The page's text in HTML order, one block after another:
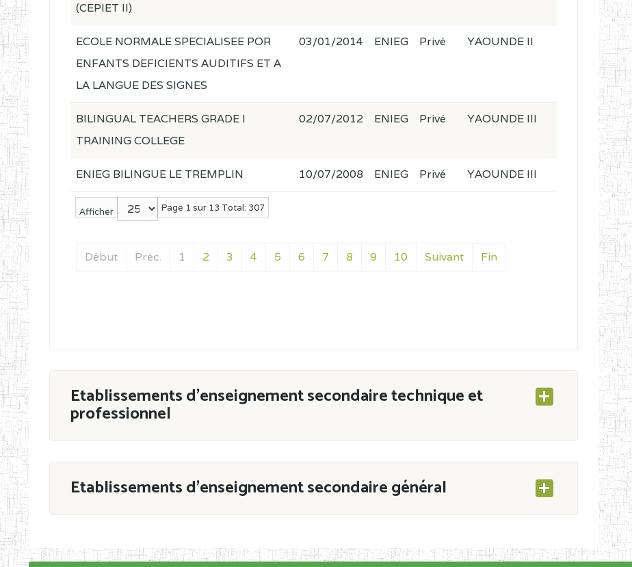
Afficher Page 1 sur 13 Total: 307
Début Préc. 1 2 3 4 5 6 7 8 9 10 Suivant Fin
(CEPIET II)
ECOLE NORMALE SPECIALISEE POR
ENFANTS DEFICIENTS AUDITIFS ET A
LA LANGUE DES SIGNES
03/01/2014 ENIEG Privé YAOUNDE II
BILINGUAL TEACHERS GRADE I
TRAINING COLLEGE
02/07/2012 ENIEG Privé YAOUNDE III
ENIEG BILINGUE LE TREMPLIN 10/07/2008 ENIEG Privé YAOUNDE III
Etablissements d'enseignement secondaire technique et
professionnel
ESTP
Etablissements d'enseignement secondaire général
En application de la Décision N°90/11/MINESEC/CAB du 21 mars 2011 portant ouverture